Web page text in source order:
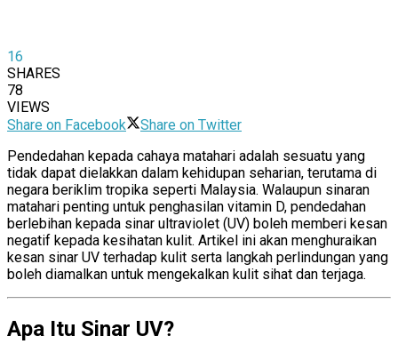
16
SHARES
78
VIEWS
Share on Facebook
Share on Twitter
Pendedahan kepada cahaya matahari adalah sesuatu yang
tidak dapat dielakkan dalam kehidupan seharian, terutama di
negara beriklim tropika seperti Malaysia. Walaupun sinaran
matahari penting untuk penghasilan vitamin D, pendedahan
berlebihan kepada sinar ultraviolet (UV) boleh memberi kesan
negatif kepada kesihatan kulit. Artikel ini akan menghuraikan
kesan sinar UV terhadap kulit serta langkah perlindungan yang
boleh diamalkan untuk mengekalkan kulit sihat dan terjaga.
Apa Itu Sinar UV?